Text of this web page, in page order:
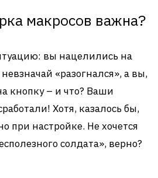
макросов важна?
вы нацелились на
«разогнался», а вы,
кнопку – и что? Ваши
Хотя, казалось бы,
при настройке. Не хочется
солдата», верно?